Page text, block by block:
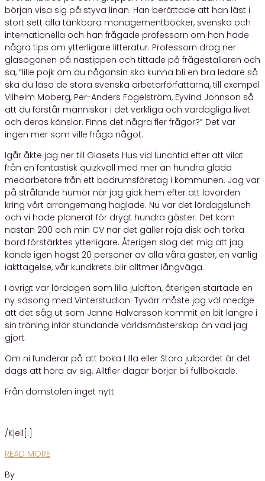
början visa sig på styva linan. Han berättade att han läst i
stort sett alla tänkbara managementböcker, svenska och
internationella och han frågade professorn om han hade
några tips om ytterligare litteratur. Professorn drog ner
glasögonen på nästippen och tittade på frågeställaren och
sa, ”lille pojk om du någonsin ska kunna bli en bra ledare så
ska du läsa de stora svenska arbetarförfattarna, till exempel
Vilhelm Moberg, Per-Anders Fogelström, Eyvind Johnson så
att du förstår människor i det verkliga och vardagliga livet
och deras känslor. Finns det några fler frågor?” Det var
ingen mer som ville fråga något.
Igår åkte jag ner till Glasets Hus vid lunchtid efter att vilat
från en fantastisk quizkväll med mer än hundra glada
medarbetare från ett badrumsföretag i kommunen. Jag var
på strålande humör när jag gick hem efter att lovorden
kring vårt arrangemang haglade. Nu var det lördagslunch
och vi hade planerat för drygt hundra gäster. Det kom
nästan 200 och min CV när det gäller röja disk och torka
bord förstärktes ytterligare. Återigen slog det mig att jag
kände igen högst 20 personer av alla våra gäster, en vanlig
iakttagelse, vår kundkrets blir alltmer långväga.
I övrigt var lördagen som lilla julafton, återigen startade en
ny säsong med Vinterstudion. Tyvärr måste jag väl medge
att det såg ut som Janne Halvarsson kommit en bit längre i
sin träning inför stundande världsmästerskap än vad jag
gjort.
Om ni funderar på att boka Lilla eller Stora julbordet är det
dags att höra av sig. Alltfler dagar börjar bli fullbokade.
Från domstolen inget nytt
/Kjell[:]
READ MORE
By